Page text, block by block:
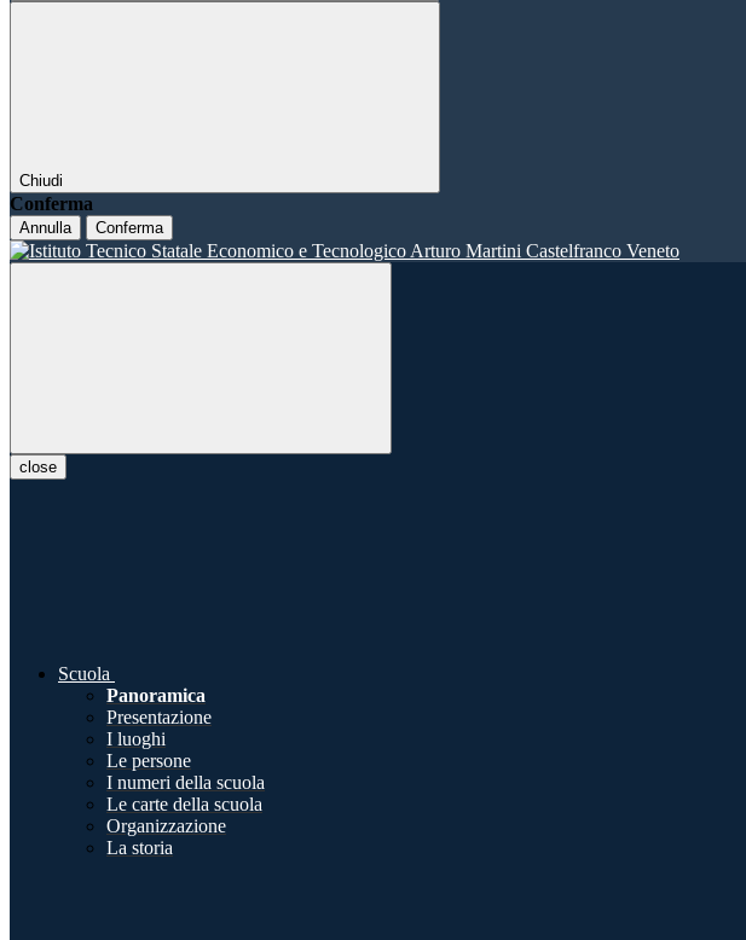
Chiudi
Conferma
Annulla Conferma
close
Scuola
Panoramica
Presentazione
I luoghi
Le persone
I numeri della scuola
Le carte della scuola
Organizzazione
La storia